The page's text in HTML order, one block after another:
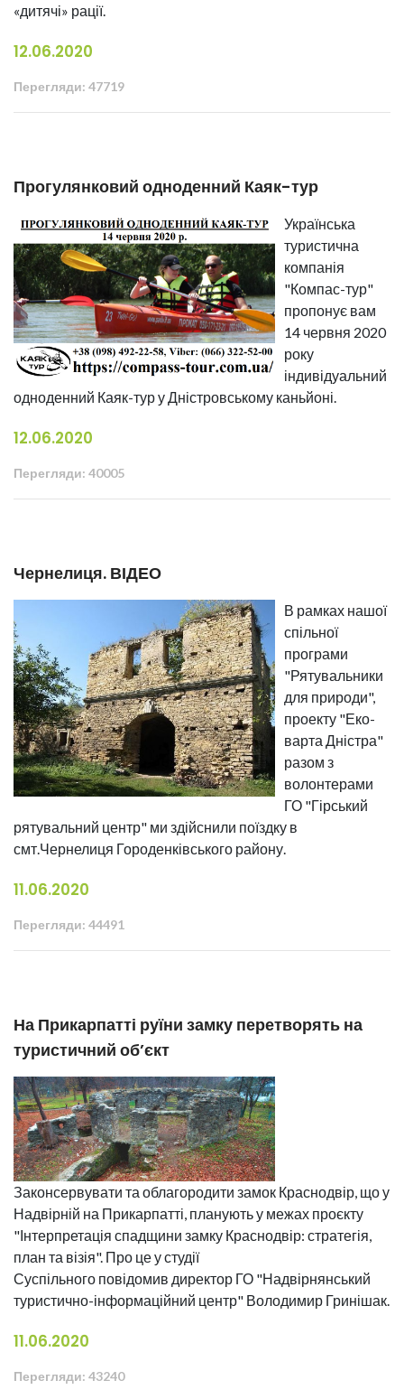
«дитячі» рації.
12.06.2020
Перегляди: 47719
Прогулянковий одноденний Каяк-тур
Українська
туристична
компанія
"Компас-тур"
пропонує вам
14 червня 2020
року
індивідуальний
одноденний Каяк-тур у Дністровському каньйоні.
12.06.2020
Перегляди: 40005
Чернелиця. ВІДЕО
В рамках нашої
спільної
програми
"Рятувальники
для природи",
проекту "Еко-
варта Дністра"
разом з
волонтерами
ГО "Гірський
рятувальний центр" ми здійснили поїздку в
смт.Чернелиця Городенківського району.
11.06.2020
Перегляди: 44491
На Прикарпатті руїни замку перетворять на
туристичний об’єкт
Законсервувати та облагородити замок Краснодвір, що у
Надвірній на Прикарпатті, планують у межах проєкту
"Інтерпретація спадщини замку Краснодвір: стратегія,
план та візія". Про це у студії
Суспільного повідомив директор ГО "Надвірнянський
туристично-інформаційний центр" Володимир Гринішак.
11.06.2020
Перегляди: 43240